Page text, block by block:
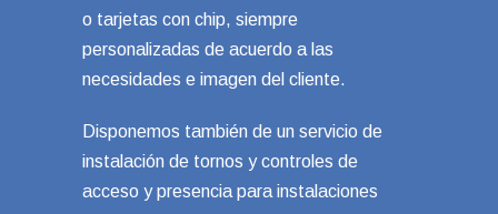
o tarjetas con chip, siempre
personalizadas de acuerdo a las
necesidades e imagen del cliente.
Disponemos también de un servicio de
instalación de tornos y controles de
acceso y presencia para instalaciones